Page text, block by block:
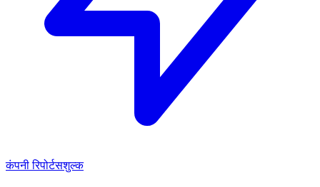
कंपनी रिपोर्टसशुल्क